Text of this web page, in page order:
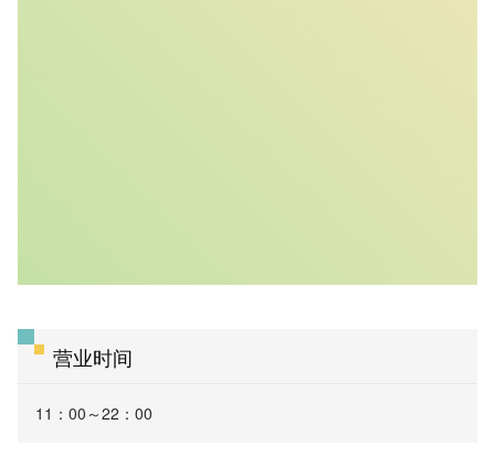
营业时间
11：00～22：00